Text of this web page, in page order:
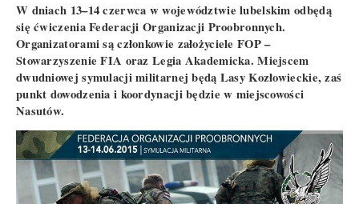
W dniach 13–14 czerwca w województwie lubelskim odbędą
się ćwiczenia Federacji Organizacji Proobronnych.
Organizatorami są członkowie założyciele FOP –
Stowarzyszenie FIA oraz Legia Akademicka. Miejscem
dwudniowej symulacji militarnej będą Lasy Kozłowieckie, zaś
punkt dowodzenia i koordynacji będzie w miejscowości
Nasutów.